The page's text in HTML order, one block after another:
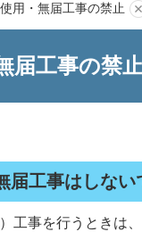
用・無届工事の禁止
届工事の禁
届工事はしない
工事を行うときは